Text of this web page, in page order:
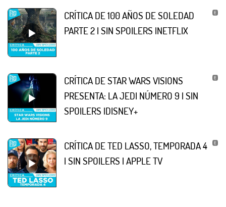
CRÍTICA DE 100 AÑOS DE SOLEDAD
PARTE 2 | SIN SPOILERS |NETFLIX
CRÍTICA DE STAR WARS VISIONS
PRESENTA: LA JEDI NÚMERO 9 | SIN
SPOILERS |DISNEY+
CRÍTICA DE TED LASSO, TEMPORADA 4
| SIN SPOILERS | APPLE TV